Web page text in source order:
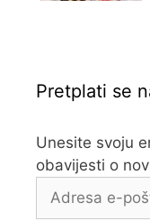
Pretplati se
Unesite svoju
obavijesti o
e-